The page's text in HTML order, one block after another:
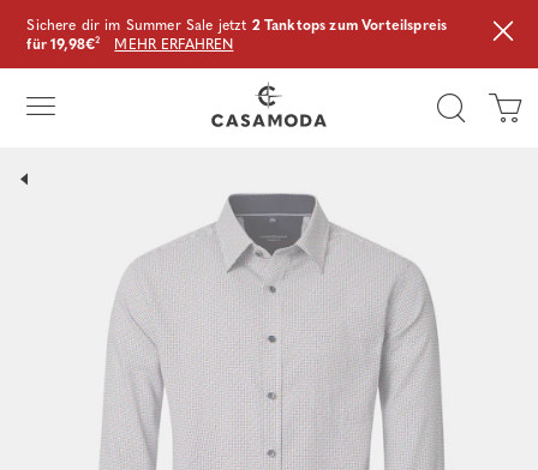
Sichere dir im Summer Sale jetzt 2 Tanktops zum Vorteilspreis
für 19,98€² MEHR ERFAHREN